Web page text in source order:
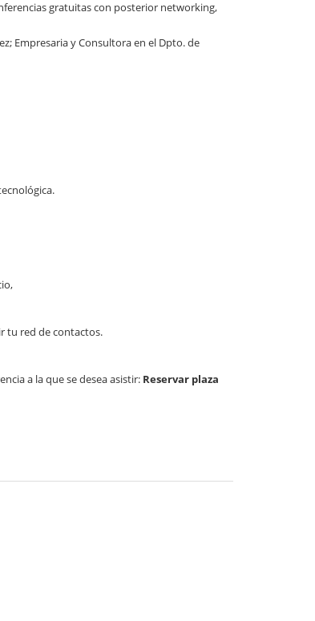
gratuitas con posterior networking,
Empresaria y Consultora en el Dpto. de
tu red de contactos.
a la que se desea asistir: Reservar plaza